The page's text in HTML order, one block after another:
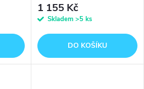
1 155 Kč
Skladem >5 ks
DO KOŠÍKU